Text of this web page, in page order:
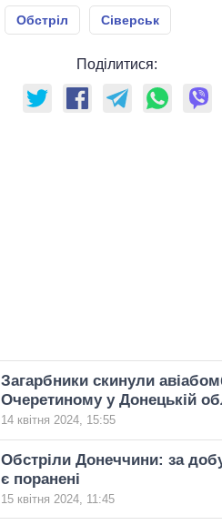
Обстріл Сіверськ
Поділитися:
Загарбники скинули
Очеретиному у Донецькій
14 квітня 2024, 15:55
Обстріли Донеччини: за
є поранені
15 квітня 2024, 11:45